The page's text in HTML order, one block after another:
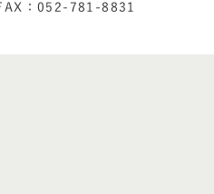
：052-781-8831